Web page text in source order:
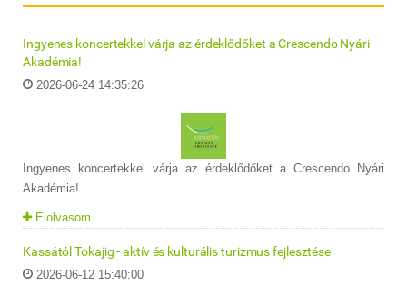
Ingyenes koncertekkel várja az érdeklődőket a Crescendo Nyári
Akadémia!
2026-06-24 14:35:26
Ingyenes koncertekkel várja az érdeklődőket a Crescendo Nyári
Akadémia!
Elolvasom
Kassától Tokajig - aktív és kulturális turizmus fejlesztése
2026-06-12 15:40:00